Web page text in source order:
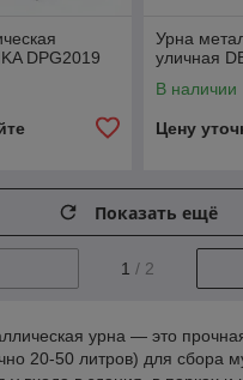
DPG2019
Урна
уличная
В наличии
Цену
Показать ещё
1 / 2
урна — это
20-50 литров) для сбора